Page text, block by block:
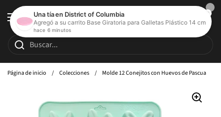
Ir al contenido
Abrir menú
Abrir carrito de
0
Página de inicio / Colecciones / Molde 12 Conejitos con Huevos de Pascua